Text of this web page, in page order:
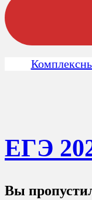
ЕГЭ
Вы